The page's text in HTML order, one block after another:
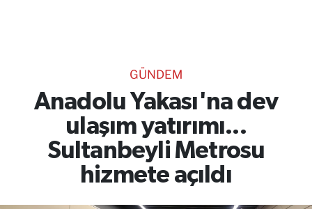
GÜNDEM
Anadolu Yakası'na dev
ulaşım yatırımı...
Sultanbeyli Metrosu
hizmete açıldı
RESMİ İLANLAR
Gencsesfm Canlı Dinle